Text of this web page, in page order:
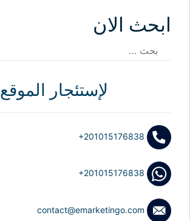
ابحث الان
البحث
لإستئجار الموقع
+201015176838
+201015176838
contact@emarketingo.com